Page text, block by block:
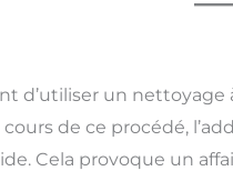
d’utiliser un
de ce procédé,
Cela provoque un